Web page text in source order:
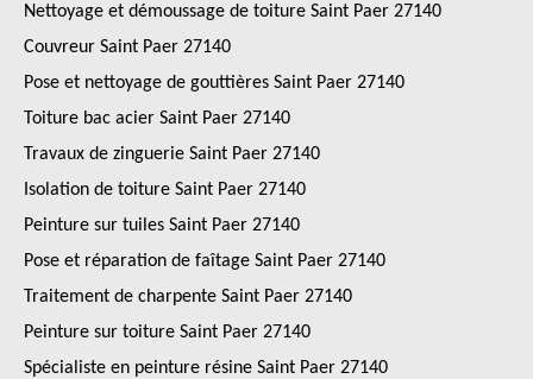
Nettoyage et démoussage de toiture Saint Paer 27140
Couvreur Saint Paer 27140
Pose et nettoyage de gouttières Saint Paer 27140
Toiture bac acier Saint Paer 27140
Travaux de zinguerie Saint Paer 27140
Isolation de toiture Saint Paer 27140
Peinture sur tuiles Saint Paer 27140
Pose et réparation de faîtage Saint Paer 27140
Traitement de charpente Saint Paer 27140
Peinture sur toiture Saint Paer 27140
Spécialiste en peinture résine Saint Paer 27140